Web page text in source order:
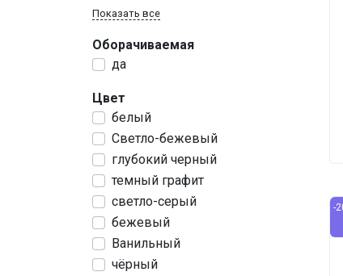
Показать все
Оборачиваемая
да
Цвет
белый
Светло-бежевый
глубокий черный
темный графит
светло-серый
бежевый
Ванильный
чёрный
-